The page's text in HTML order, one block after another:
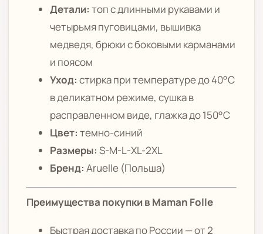
Детали: топ с длинными рукавами и
четырьмя пуговицами, вышивка
медведя, брюки с боковыми карманами
и поясом
Уход: стирка при температуре до 40°C
в деликатном режиме, сушка в
расправленном виде, глажка до 150°C
Цвет: темно-синий
Размеры: S-M-L-XL-2XL
Бренд: Aruelle (Польша)
Преимущества покупки в Maman Folle
Быстрая доставка по России — от 2